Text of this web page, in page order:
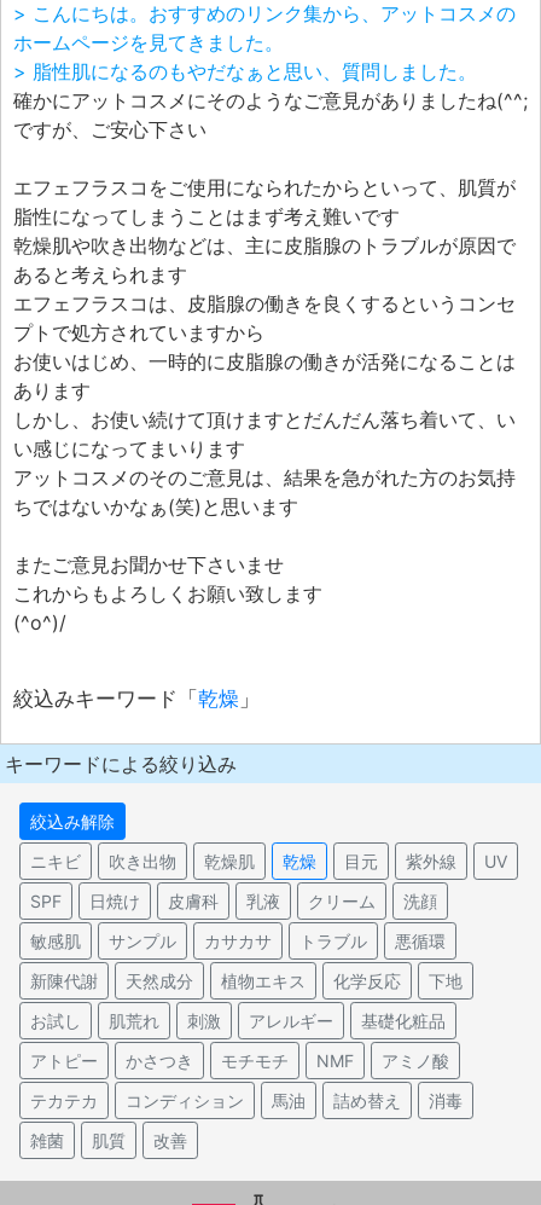
> こんにちは。おすすめのリンク集から、アットコスメの
ホームページを見てきました。
> 脂性肌になるのもやだなぁと思い、質問しました。
確かにアットコスメにそのようなご意見がありましたね(^^;
ですが、ご安心下さい
エフェフラスコをご使用になられたからといって、肌質が
脂性になってしまうことはまず考え難いです
乾燥肌や吹き出物などは、主に皮脂腺のトラブルが原因で
あると考えられます
エフェフラスコは、皮脂腺の働きを良くするというコンセ
プトで処方されていますから
お使いはじめ、一時的に皮脂腺の働きが活発になることは
あります
しかし、お使い続けて頂けますとだんだん落ち着いて、い
い感じになってまいります
アットコスメのそのご意見は、結果を急がれた方のお気持
ちではないかなぁ(笑)と思います
またご意見お聞かせ下さいませ
これからもよろしくお願い致します
(^o^)/
絞込みキーワード「 乾燥 」
キーワードによる絞り込み
絞込み解除
ニキビ
吹き出物 乾燥肌 乾燥 目元 紫外線
UV
SPF
日焼け 皮膚科 乳液 クリーム
洗顔
敏感肌
サンプル カサカサ トラブル
悪循環
新陳代謝
天然成分 植物エキス 化学反応
下地
お試し
肌荒れ 刺激 アレルギー
基礎化粧品
アトピー
かさつき モチモチ NMF
アミノ酸
テカテカ
コンディション 馬油 詰め替え
消毒
雑菌
肌質 改善